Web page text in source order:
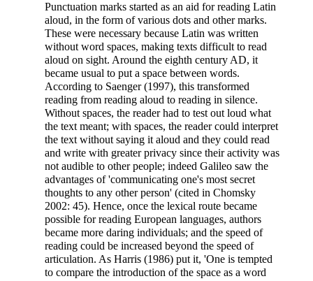
Punctuation marks started as an aid for reading Latin
aloud, in the form of various dots and other marks.
These were necessary because Latin was written
without word spaces, making texts difficult to read
aloud on sight. Around the eighth century AD, it
became usual to put a space between words.
According to Saenger (1997), this transformed
reading from reading aloud to reading in silence.
Without spaces, the reader had to test out loud what
the text meant; with spaces, the reader could interpret
the text without saying it aloud and they could read
and write with greater privacy since their activity was
not audible to other people; indeed Galileo saw the
advantages of 'communicating one's most secret
thoughts to any other person' (cited in Chomsky
2002: 45). Hence, once the lexical route became
possible for reading European languages, authors
became more daring individuals; and the speed of
reading could be increased beyond the speed of
articulation. As Harris (1986) put it, 'One is tempted
to compare the introduction of the space as a word